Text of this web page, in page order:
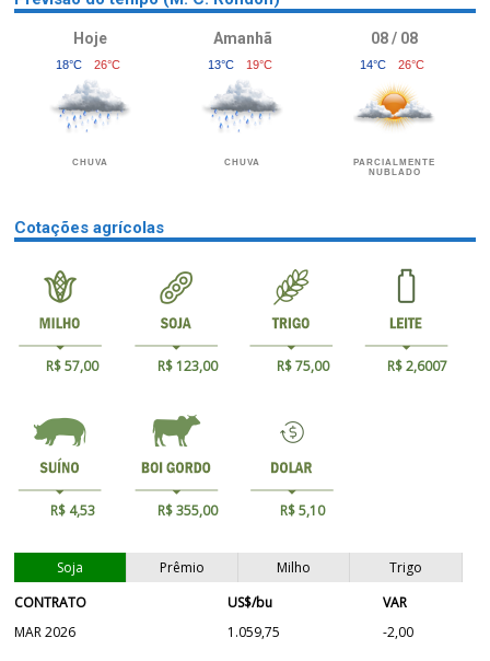
Hoje
18°C 26°C
CHUVA
Amanhã
13°C 19°C
CHUVA
08 / 08
14°C 26°C
PARCIALMENTE
NUBLADO
Cotações agrícolas
R$ 57,00 R$ 123,00 R$ 75,00 R$ 2,6007
R$ 4,53 R$ 355,00 R$ 5,10
Soja Prêmio Milho
Trigo
CONTRATO
US$/bu
VAR
MAR 2026
1.059,75 -2,00